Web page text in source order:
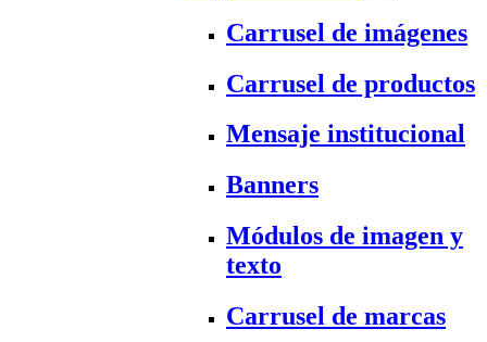
Carrusel de imágenes
Carrusel de productos
Mensaje institucional
Banners
Módulos de imagen y
texto
Carrusel de marcas